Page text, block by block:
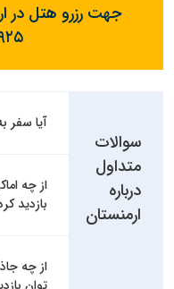
جهت رزرو هتل در
سوالات
متداول
درباره
ارمنستان
آیا سفر
از چه
بازدید
از چه
توان